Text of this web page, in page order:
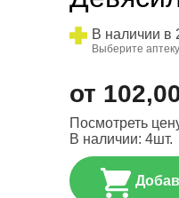
В наличии в
Выберите аптеку
от
Посмотреть
В наличии: 4шт.